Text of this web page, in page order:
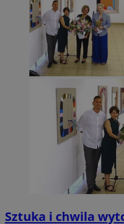
Sztuka i chwila